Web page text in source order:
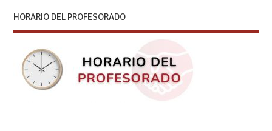
HORARIO DEL PROFESORADO